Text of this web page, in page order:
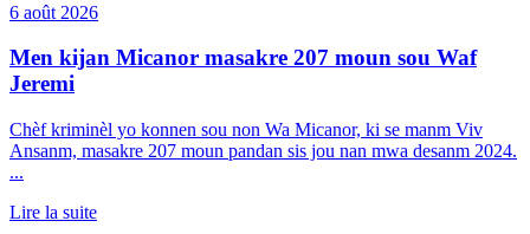
6 août 2026
Men kijan Micanor masakre 207 moun sou Waf
Jeremi
Chèf kriminèl yo konnen sou non Wa Micanor, ki se manm Viv
Ansanm, masakre 207 moun pandan sis jou nan mwa desanm 2024.
...
Lire la suite